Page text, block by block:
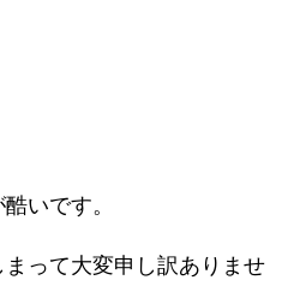
いです。
って大変申し訳ありませ